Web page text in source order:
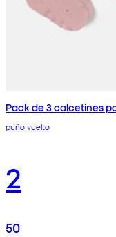
Pack de 3 calcetines
puño vuelto
2
50